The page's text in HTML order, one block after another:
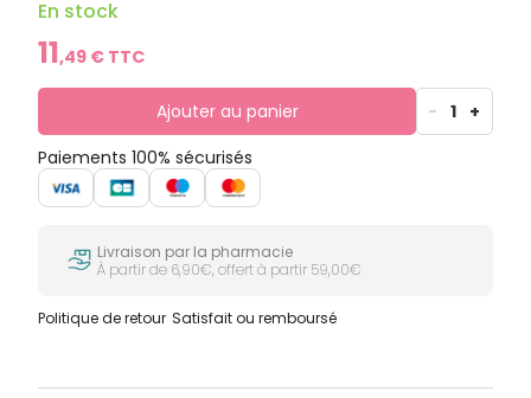
En stock
11,49 € TTC
Ajouter au panier - 1 +
Paiements 100% sécurisés
Livraison par la pharmacie
À partir de 6,90€, offert à partir 59,00€
Politique de retour Satisfait ou remboursé